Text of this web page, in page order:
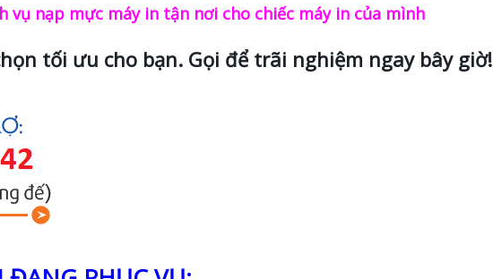
vụ nạp mực máy in tận nơi cho chiếc máy in của mình
tối ưu cho bạn. Gọi để trãi nghiệm ngay bây giờ!